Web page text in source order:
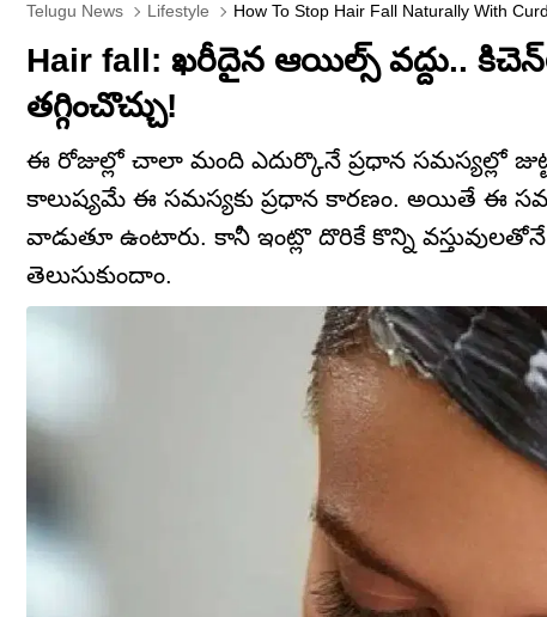
Telugu News Lifestyle How To Stop Hair Fall Naturally With
Hair fall: ఖరీదైన ఆయిల్స్‌ వద్దు..
తగ్గించొచ్చు!
ఈ రోజుల్లో చాలా మంది ఎదుర్కొనే ప్రధాన సమస్యల్లో
కాలుష్యమే ఈ సమస్యకు ప్రధాన కారణం. అయితే ఈ
వాడుతూ ఉంటారు. కానీ ఇంట్లొ దొరికే కొన్ని
తెలుసుకుందాం.